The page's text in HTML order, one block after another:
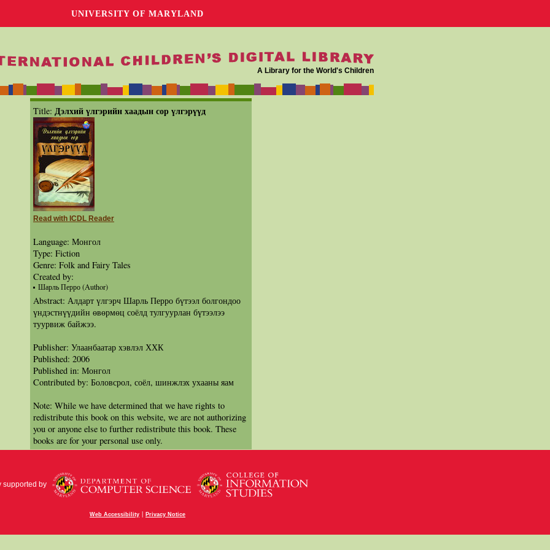
UNIVERSITY OF MARYLAND
A Library for the World's Children
Title: Дэлхий үлгэрийн хаадын сор үлгэрүүд
Read with ICDL Reader
Language: Монгол
Type: Fiction
Genre: Folk and Fairy Tales
Created by:
Шарль Перро (Author)
Abstract: Алдарт үлгэрч Шарль Перро бүтээл болгондоо
үндэстнүүдийн өвөрмөц соёлд тулгуурлан бүтээлээ
туурвиж байжээ.
Publisher: Улаанбаатар хэвлэл ХХК
Published: 2006
Published in: Монгол
Contributed by: Боловсрол, соёл, шинжлэх ухааны яам
Note: While we have determined that we have rights to
redistribute this book on this website, we are not authorizing
you or anyone else to further redistribute this book. These
books are for your personal use only.
supported by
Web Accessibility | Privacy Notice